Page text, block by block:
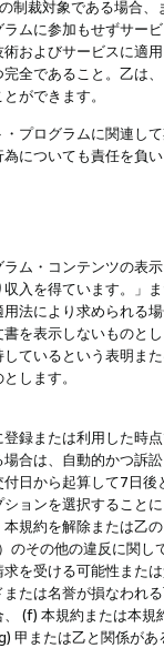
制裁対象である場合
ムに参加もせずサー
およびサービスに適
全であること。乙は
ができます。
プログラムに関連し
についても責任を負
ム・コンテンツの表
入を得ています。」
法により求められる
を表示しないもの
ているという表明ま
します。
録または利用した時
合は、自動的かつ訴
日から起算して7日
ョンを選択するこ
規約を解除または乙
のその他の違反に関
を受ける可能性また
たは名誉が損なわれ
(f) 本規約または本
甲または乙と関係が